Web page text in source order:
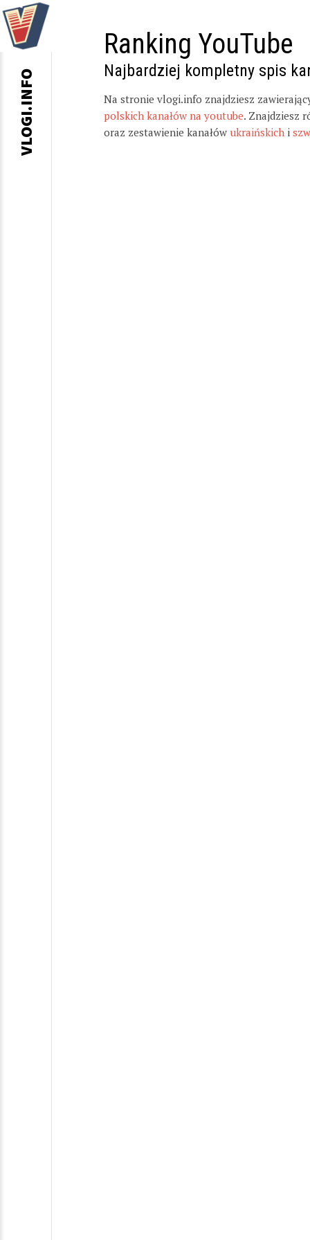
Ranking YouTube
Najbardziej kompletny spis
Na stronie vlogi.info znajdziesz
polskich kanałów na youtube. Znajdziesz
oraz zestawienie kanałów ukraińskich i
VLOGI.INFO